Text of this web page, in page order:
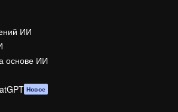
ИИ
основе ИИ
Новое